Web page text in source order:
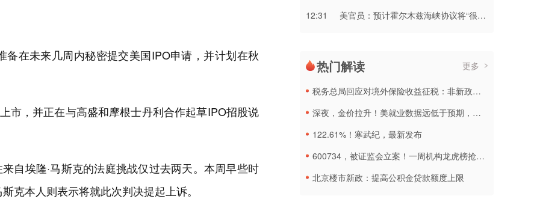
在未来几周内秘密提交美国IPO申请，并计划在秋
市，并正在与高盛和摩根士丹利合作起草IPO招股说
自埃隆·马斯克的法庭挑战仅过去两天。本周早些时
克本人则表示将就此次判决提起上诉。
12:31
美官员：预计霍尔木兹海峡协议将“很快达成”
热门解读 更多
税务总局回应对境外保险收益征税：非新政策，无需过度解读
深夜，金价拉升！美就业数据远低于预期，加息或生变
122.61%！寒武纪，最新发布
600734，被证监会立案！一周机构龙虎榜抢筹名单出炉
北京楼市新政：提高公积金贷款额度上限